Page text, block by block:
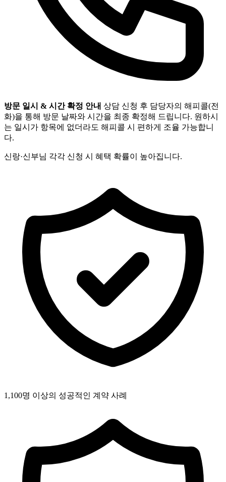
방문 일시 & 시간 확정 안내 상담 신청 후 담당자의 해피콜(전
화)을 통해 방문 날짜와 시간을 최종 확정해 드립니다. 원하시
는 일시가 항목에 없더라도 해피콜 시 편하게 조율 가능합니
다.
신랑·신부님 각각 신청 시 혜택 확률이 높아집니다.
1,100명 이상의 성공적인 계약 사례